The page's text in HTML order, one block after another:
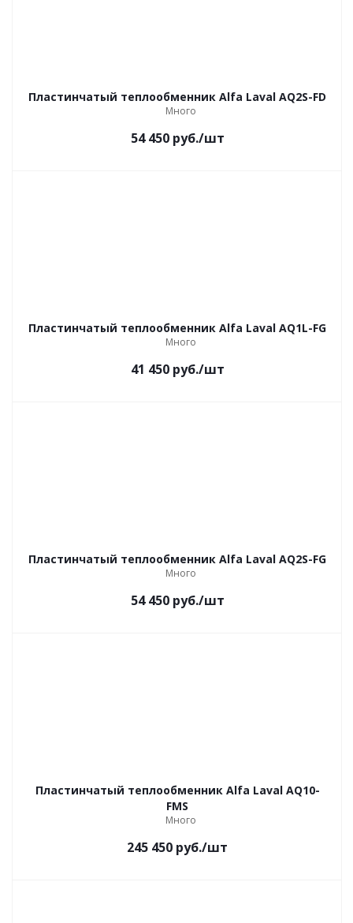
Пластинчатый теплообменник Alfa Laval AQ2S-FD
Много
54 450руб./шт
Пластинчатый теплообменник Alfa Laval AQ1L-FG
Много
41 450руб./шт
Пластинчатый теплообменник Alfa Laval AQ2S-FG
Много
54 450руб./шт
Пластинчатый теплообменник Alfa Laval AQ10-
FMS
Много
245 450 руб./шт